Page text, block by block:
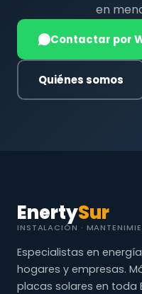
en
Contactar por
Quiénes somos
EnertySur
INSTALACIÓN ·
Especialistas en
hogares y empresas.
placas solares en toda